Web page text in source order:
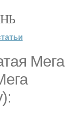
Мега